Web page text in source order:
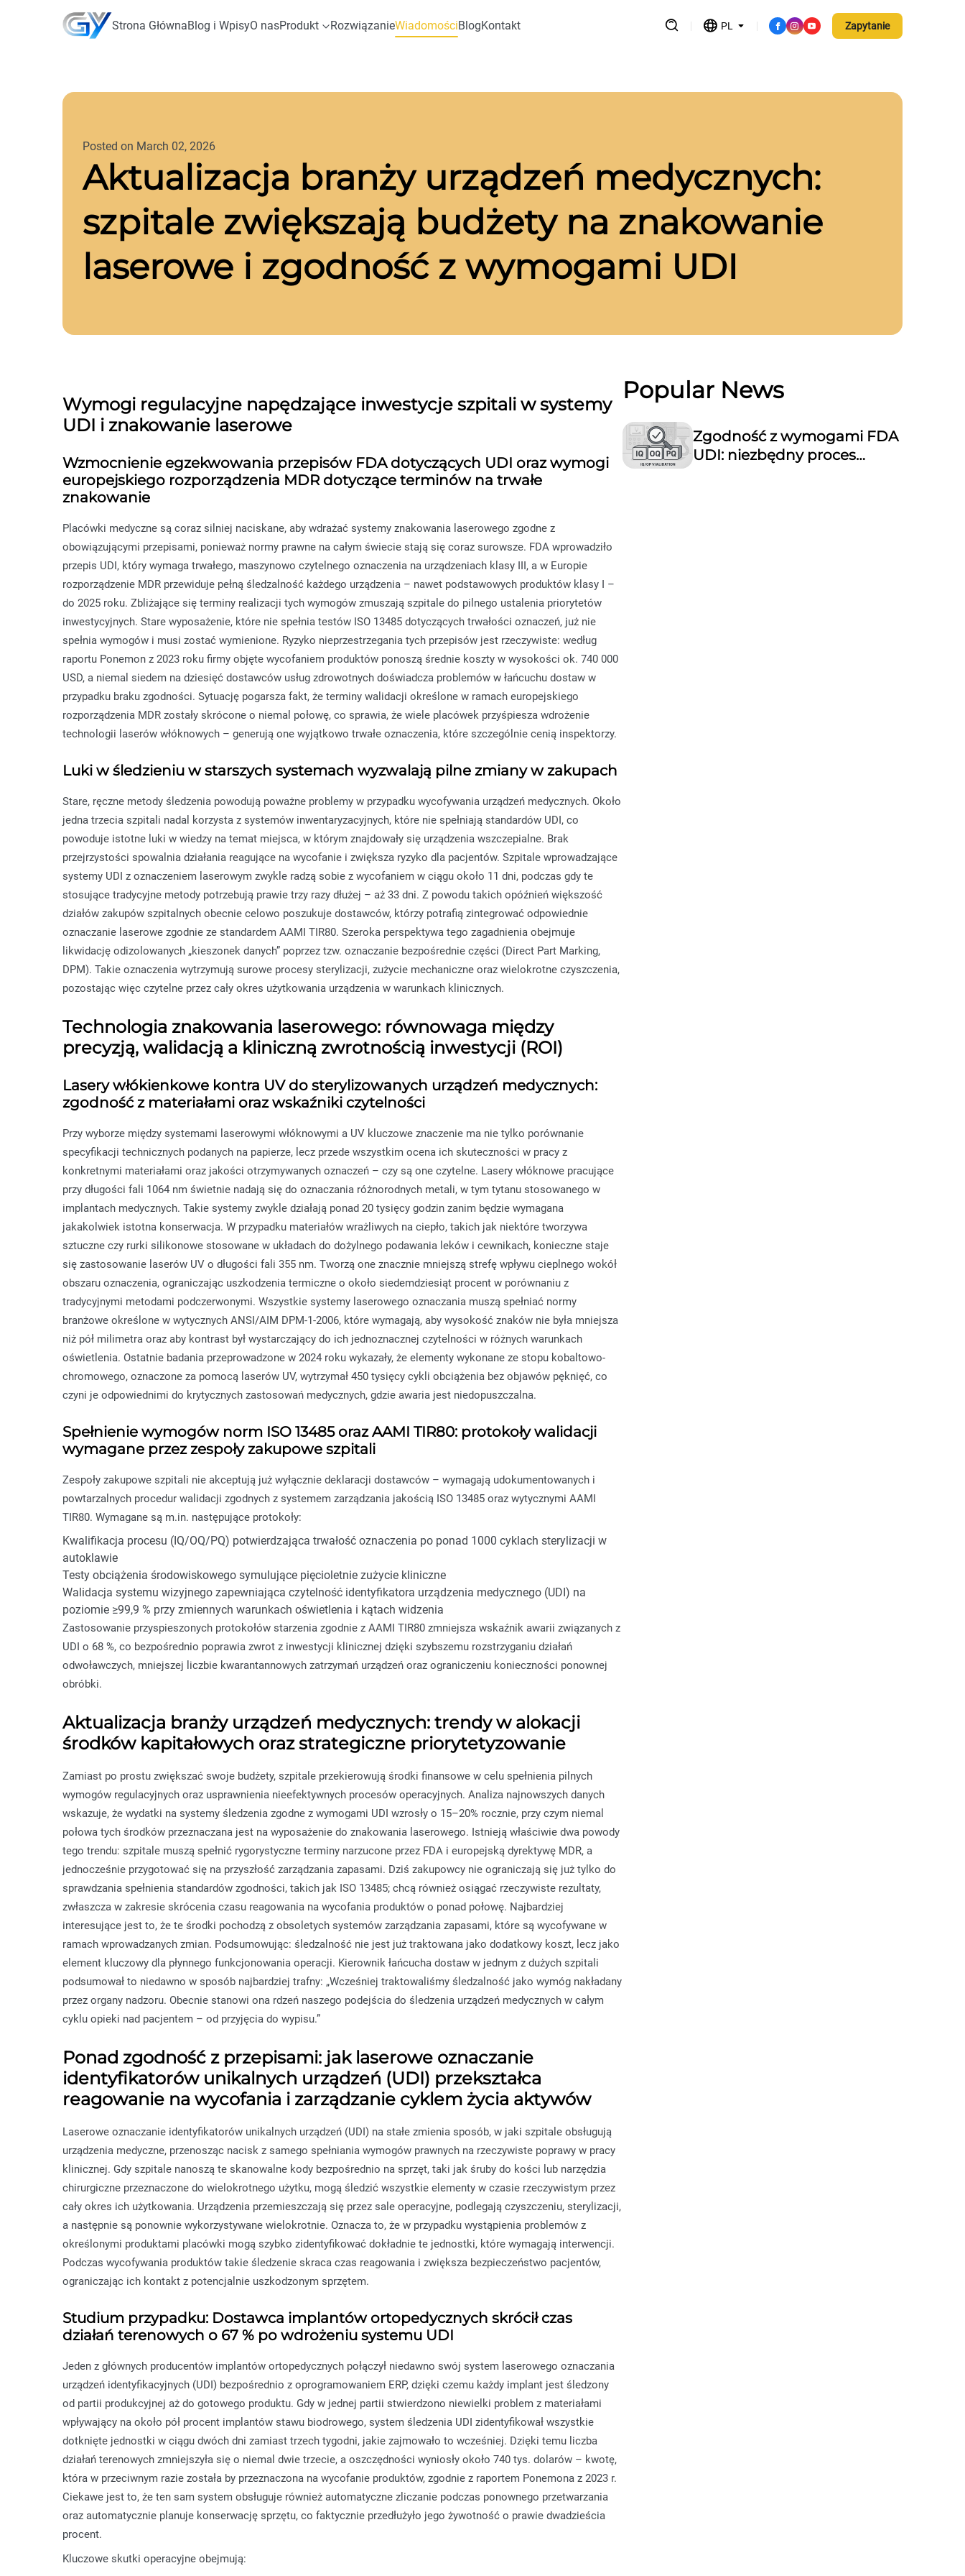
Strona GłównaBlog i WpisyO nasProdukt RozwiązanieWiadomościBlogKontakt PL Zapytanie
Aktualizacja branży urządzeń medycznych:
szpitale zwiększają budżety na znakowanie
laserowe i zgodność z wymogami UDI
Posted on March 02, 2026
Wymogi regulacyjne napędzające inwestycje szpitali w systemy
UDI i znakowanie laserowe
Wzmocnienie egzekwowania przepisów FDA dotyczących UDI oraz wymogi
europejskiego rozporządzenia MDR dotyczące terminów na trwałe
znakowanie
Placówki medyczne są coraz silniej naciskane, aby wdrażać systemy znakowania laserowego zgodne z
obowiązującymi przepisami, ponieważ normy prawne na całym świecie stają się coraz surowsze. FDA wprowadziło
przepis UDI, który wymaga trwałego, maszynowo czytelnego oznaczenia na urządzeniach klasy III, a w Europie
rozporządzenie MDR przewiduje pełną śledzalność każdego urządzenia – nawet podstawowych produktów klasy I –
do 2025 roku. Zbliżające się terminy realizacji tych wymogów zmuszają szpitale do pilnego ustalenia priorytetów
inwestycyjnych. Stare wyposażenie, które nie spełnia testów ISO 13485 dotyczących trwałości oznaczeń, już nie
spełnia wymogów i musi zostać wymienione. Ryzyko nieprzestrzegania tych przepisów jest rzeczywiste: według
raportu Ponemon z 2023 roku firmy objęte wycofaniem produktów ponoszą średnie koszty w wysokości ok. 740 000
USD, a niemal siedem na dziesięć dostawców usług zdrowotnych doświadcza problemów w łańcuchu dostaw w
przypadku braku zgodności. Sytuację pogarsza fakt, że terminy walidacji określone w ramach europejskiego
rozporządzenia MDR zostały skrócone o niemal połowę, co sprawia, że wiele placówek przyśpiesza wdrożenie
technologii laserów włóknowych – generują one wyjątkowo trwałe oznaczenia, które szczególnie cenią inspektorzy.
Luki w śledzieniu w starszych systemach wyzwalają pilne zmiany w zakupach
Stare, ręczne metody śledzenia powodują poważne problemy w przypadku wycofywania urządzeń medycznych. Około
jedna trzecia szpitali nadal korzysta z systemów inwentaryzacyjnych, które nie spełniają standardów UDI, co
powoduje istotne luki w wiedzy na temat miejsca, w którym znajdowały się urządzenia wszczepialne. Brak
przejrzystości spowalnia działania reagujące na wycofanie i zwiększa ryzyko dla pacjentów. Szpitale wprowadzające
systemy UDI z oznaczeniem laserowym zwykle radzą sobie z wycofaniem w ciągu około 11 dni, podczas gdy te
stosujące tradycyjne metody potrzebują prawie trzy razy dłużej – aż 33 dni. Z powodu takich opóźnień większość
działów zakupów szpitalnych obecnie celowo poszukuje dostawców, którzy potrafią zintegrować odpowiednie
oznaczanie laserowe zgodnie ze standardem AAMI TIR80. Szeroka perspektywa tego zagadnienia obejmuje
likwidację odizolowanych „kieszonek danych” poprzez tzw. oznaczanie bezpośrednie części (Direct Part Marking,
DPM). Takie oznaczenia wytrzymują surowe procesy sterylizacji, zużycie mechaniczne oraz wielokrotne czyszczenia,
pozostając więc czytelne przez cały okres użytkowania urządzenia w warunkach klinicznych.
Technologia znakowania laserowego: równowaga między
precyzją, walidacją a kliniczną zwrotnością inwestycji (ROI)
Lasery włókienkowe kontra UV do sterylizowanych urządzeń medycznych:
zgodność z materiałami oraz wskaźniki czytelności
Przy wyborze między systemami laserowymi włóknowymi a UV kluczowe znaczenie ma nie tylko porównanie
specyfikacji technicznych podanych na papierze, lecz przede wszystkim ocena ich skuteczności w pracy z
konkretnymi materiałami oraz jakości otrzymywanych oznaczeń – czy są one czytelne. Lasery włóknowe pracujące
przy długości fali 1064 nm świetnie nadają się do oznaczania różnorodnych metali, w tym tytanu stosowanego w
implantach medycznych. Takie systemy zwykle działają ponad 20 tysięcy godzin zanim będzie wymagana
jakakolwiek istotna konserwacja. W przypadku materiałów wrażliwych na ciepło, takich jak niektóre tworzywa
sztuczne czy rurki silikonowe stosowane w układach do dożylnego podawania leków i cewnikach, konieczne staje
się zastosowanie laserów UV o długości fali 355 nm. Tworzą one znacznie mniejszą strefę wpływu cieplnego wokół
obszaru oznaczenia, ograniczając uszkodzenia termiczne o około siedemdziesiąt procent w porównaniu z
tradycyjnymi metodami podczerwonymi. Wszystkie systemy laserowego oznaczania muszą spełniać normy
branżowe określone w wytycznych ANSI/AIM DPM-1-2006, które wymagają, aby wysokość znaków nie była mniejsza
niż pół milimetra oraz aby kontrast był wystarczający do ich jednoznacznej czytelności w różnych warunkach
oświetlenia. Ostatnie badania przeprowadzone w 2024 roku wykazały, że elementy wykonane ze stopu kobaltowo-
chromowego, oznaczone za pomocą laserów UV, wytrzymał 450 tysięcy cykli obciążenia bez objawów pęknięć, co
czyni je odpowiednimi do krytycznych zastosowań medycznych, gdzie awaria jest niedopuszczalna.
Spełnienie wymogów norm ISO 13485 oraz AAMI TIR80: protokoły walidacji
wymagane przez zespoły zakupowe szpitali
Zespoły zakupowe szpitali nie akceptują już wyłącznie deklaracji dostawców – wymagają udokumentowanych i
powtarzalnych procedur walidacji zgodnych z systemem zarządzania jakością ISO 13485 oraz wytycznymi AAMI
TIR80. Wymagane są m.in. następujące protokoły:
Kwalifikacja procesu (IQ/OQ/PQ) potwierdzająca trwałość oznaczenia po ponad 1000 cyklach sterylizacji w
autoklawie
Testy obciążenia środowiskowego symulujące pięcioletnie zużycie kliniczne
Walidacja systemu wizyjnego zapewniająca czytelność identyfikatora urządzenia medycznego (UDI) na
poziomie ≥99,9 % przy zmiennych warunkach oświetlenia i kątach widzenia
Zastosowanie przyspieszonych protokołów starzenia zgodnie z AAMI TIR80 zmniejsza wskaźnik awarii związanych z
UDI o 68 %, co bezpośrednio poprawia zwrot z inwestycji klinicznej dzięki szybszemu rozstrzyganiu działań
odwoławczych, mniejszej liczbie kwarantannowych zatrzymań urządzeń oraz ograniczeniu konieczności ponownej
obróbki.
Aktualizacja branży urządzeń medycznych: trendy w alokacji
środków kapitałowych oraz strategiczne priorytetyzowanie
Zamiast po prostu zwiększać swoje budżety, szpitale przekierowują środki finansowe w celu spełnienia pilnych
wymogów regulacyjnych oraz usprawnienia nieefektywnych procesów operacyjnych. Analiza najnowszych danych
wskazuje, że wydatki na systemy śledzenia zgodne z wymogami UDI wzrosły o 15–20% rocznie, przy czym niemal
połowa tych środków przeznaczana jest na wyposażenie do znakowania laserowego. Istnieją właściwie dwa powody
tego trendu: szpitale muszą spełnić rygorystyczne terminy narzucone przez FDA i europejską dyrektywę MDR, a
jednocześnie przygotować się na przyszłość zarządzania zapasami. Dziś zakupowcy nie ograniczają się już tylko do
sprawdzania spełnienia standardów zgodności, takich jak ISO 13485; chcą również osiągać rzeczywiste rezultaty,
zwłaszcza w zakresie skrócenia czasu reagowania na wycofania produktów o ponad połowę. Najbardziej
interesujące jest to, że te środki pochodzą z obsoletych systemów zarządzania zapasami, które są wycofywane w
ramach wprowadzanych zmian. Podsumowując: śledzalność nie jest już traktowana jako dodatkowy koszt, lecz jako
element kluczowy dla płynnego funkcjonowania operacji. Kierownik łańcucha dostaw w jednym z dużych szpitali
podsumował to niedawno w sposób najbardziej trafny: „Wcześniej traktowaliśmy śledzalność jako wymóg nakładany
przez organy nadzoru. Obecnie stanowi ona rdzeń naszego podejścia do śledzenia urządzeń medycznych w całym
cyklu opieki nad pacjentem – od przyjęcia do wypisu.”
Ponad zgodność z przepisami: jak laserowe oznaczanie
identyfikatorów unikalnych urządzeń (UDI) przekształca
reagowanie na wycofania i zarządzanie cyklem życia aktywów
Laserowe oznaczanie identyfikatorów unikalnych urządzeń (UDI) na stałe zmienia sposób, w jaki szpitale obsługują
urządzenia medyczne, przenosząc nacisk z samego spełniania wymogów prawnych na rzeczywiste poprawy w pracy
klinicznej. Gdy szpitale nanoszą te skanowalne kody bezpośrednio na sprzęt, taki jak śruby do kości lub narzędzia
chirurgiczne przeznaczone do wielokrotnego użytku, mogą śledzić wszystkie elementy w czasie rzeczywistym przez
cały okres ich użytkowania. Urządzenia przemieszczają się przez sale operacyjne, podlegają czyszczeniu, sterylizacji,
a następnie są ponownie wykorzystywane wielokrotnie. Oznacza to, że w przypadku wystąpienia problemów z
określonymi produktami placówki mogą szybko zidentyfikować dokładnie te jednostki, które wymagają interwencji.
Podczas wycofywania produktów takie śledzenie skraca czas reagowania i zwiększa bezpieczeństwo pacjentów,
ograniczając ich kontakt z potencjalnie uszkodzonym sprzętem.
Studium przypadku: Dostawca implantów ortopedycznych skrócił czas
działań terenowych o 67 % po wdrożeniu systemu UDI
Jeden z głównych producentów implantów ortopedycznych połączył niedawno swój system laserowego oznaczania
urządzeń identyfikacyjnych (UDI) bezpośrednio z oprogramowaniem ERP, dzięki czemu każdy implant jest śledzony
od partii produkcyjnej aż do gotowego produktu. Gdy w jednej partii stwierdzono niewielki problem z materiałami
wpływający na około pół procent implantów stawu biodrowego, system śledzenia UDI zidentyfikował wszystkie
dotknięte jednostki w ciągu dwóch dni zamiast trzech tygodni, jakie zajmowało to wcześniej. Dzięki temu liczba
działań terenowych zmniejszyła się o niemal dwie trzecie, a oszczędności wyniosły około 740 tys. dolarów – kwotę,
która w przeciwnym razie została by przeznaczona na wycofanie produktów, zgodnie z raportem Ponemona z 2023 r.
Ciekawe jest to, że ten sam system obsługuje również automatyczne zliczanie podczas ponownego przetwarzania
oraz automatycznie planuje konserwację sprzętu, co faktycznie przedłużyło jego żywotność o prawie dwadzieścia
procent.
Kluczowe skutki operacyjne obejmują:
Popular News
Zgodność z wymogami FDA
UDI: niezbędny proces